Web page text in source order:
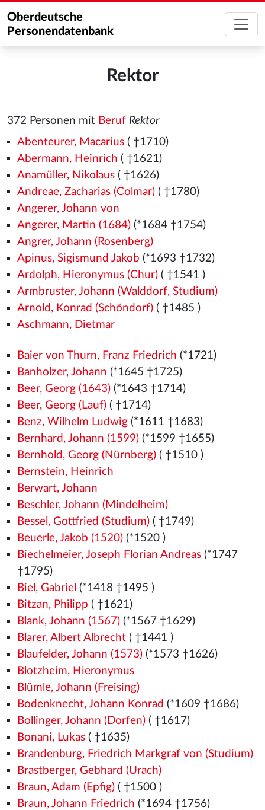
Oberdeutsche
Personendatenbank
Rektor
372 Personen mit Beruf Rektor
Abenteurer, Macarius( †1710)
Abermann, Heinrich ( †1621)
Anamüller, Nikolaus( †1626)
Andreae, Zacharias (Colmar)( †1780)
Angerer, Johann von
Angerer, Martin (1684)(*1684 †1754)
Angrer, Johann (Rosenberg)
Apinus, Sigismund Jakob (*1693 †1732)
Ardolph, Hieronymus (Chur)( †1541 )
Armbruster, Johann (Walddorf, Studium)
Arnold, Konrad (Schöndorf)( †1485 )
Aschmann, Dietmar
Baier von Thurn, Franz Friedrich (*1721)
Banholzer, Johann (*1645 †1725)
Beer, Georg (1643)(*1643 †1714)
Beer, Georg (Lauf)( †1714)
Benz, Wilhelm Ludwig(*1611 †1683)
Bernhard, Johann (1599)(*1599 †1655)
Bernhold, Georg (Nürnberg)( †1510 )
Bernstein, Heinrich
Berwart, Johann
Beschler, Johann (Mindelheim)
Bessel, Gottfried (Studium)( †1749)
Beuerle, Jakob (1520)(*1520 )
Biechelmeier, Joseph Florian Andreas(*1747
†1795)
Biel, Gabriel (*1418 †1495 )
Bitzan, Philipp ( †1621)
Blank, Johann (1567)(*1567 †1629)
Blarer, Albert Albrecht( †1441 )
Blaufelder, Johann (1573)(*1573 †1626)
Blotzheim, Hieronymus
Blümle, Johann (Freising)
Bodenknecht, Johann Konrad (*1609 †1686)
Bollinger, Johann (Dorfen)( †1617)
Bonani, Lukas( †1635)
Brandenburg, Friedrich Markgraf von (Studium)
Brastberger, Gebhard (Urach)
Braun, Adam (Epfig)( †1500 )
Braun, Johann Friedrich (*1694 †1756)